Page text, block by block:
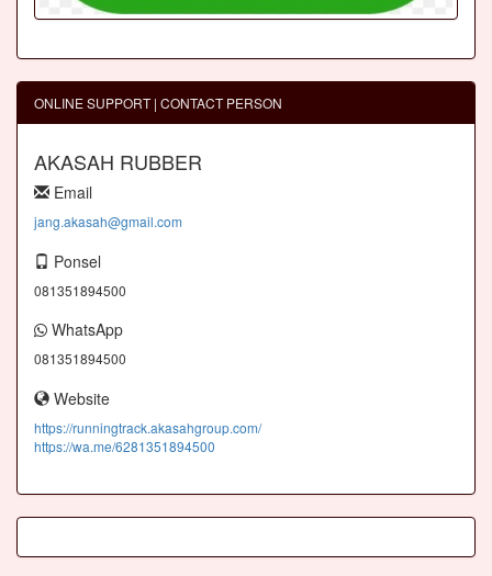
ONLINE SUPPORT | CONTACT PERSON
AKASAH RUBBER
Email
jang.akasah@gmail.com
Ponsel
081351894500
WhatsApp
081351894500
Website
https://runningtrack.akasahgroup.com/
https://wa.me/6281351894500